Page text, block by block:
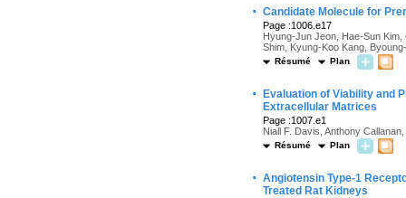
· Candidate Molecule for
Page :1006.e17
Hyung-Jun Jeon, Hae-Sun
Shim, Kyung-Koo Kang,
Résumé Plan
·
Evaluation of Viability and
Extracellular Matrices
Page :1007.e1
Niall F. Davis, Anthony
Résumé Plan
· Angiotensin Type-1
Treated Rat Kidneys